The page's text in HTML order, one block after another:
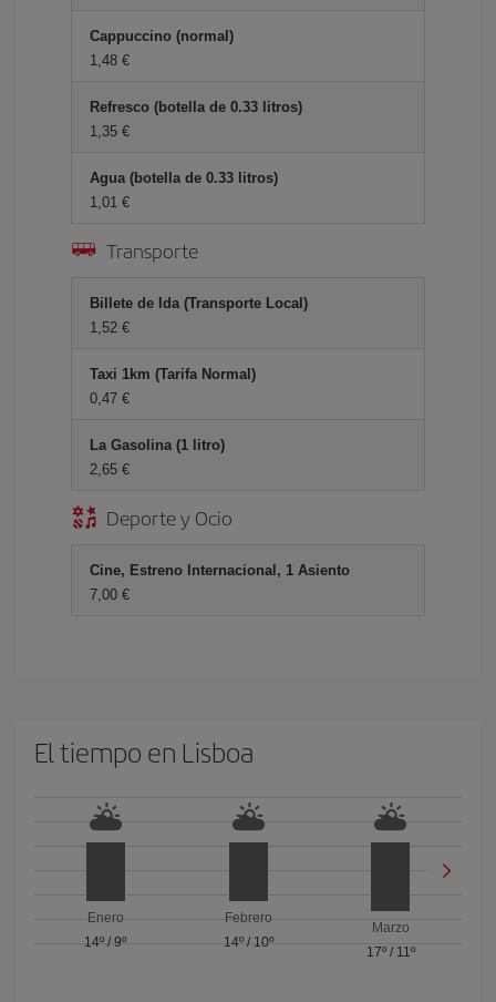
Cappuccino (normal)
1,48 €
Refresco (botella de 0.33 litros)
1,35 €
Agua (botella de 0.33 litros)
1,01 €
Transporte
Billete de Ida (Transporte Local)
1,52 €
Taxi 1km (Tarifa Normal)
0,47 €
La Gasolina (1 litro)
2,65 €
Deporte y Ocio
Cine, Estreno Internacional, 1 Asiento
7,00 €
El tiempo en Lisboa
Enero
14º /9º
Febrero
14º/ 10º
Marzo
17º/ 11º